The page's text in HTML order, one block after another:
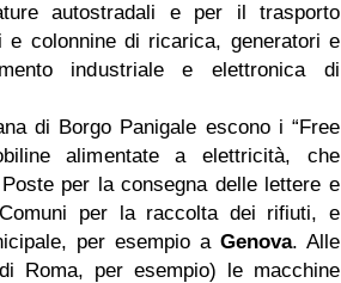
autostradali e per il trasporto
e colonnine di ricarica, generatori e
industriale e elettronica di
di Borgo Panigale escono i “Free
alimentate a elettricità, che
per la consegna delle lettere e
per la raccolta dei rifiuti, e
per esempio a Genova. Alle
Roma, per esempio) le macchine